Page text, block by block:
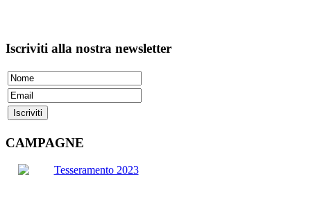
Iscriviti alla nostra newsletter
CAMPAGNE